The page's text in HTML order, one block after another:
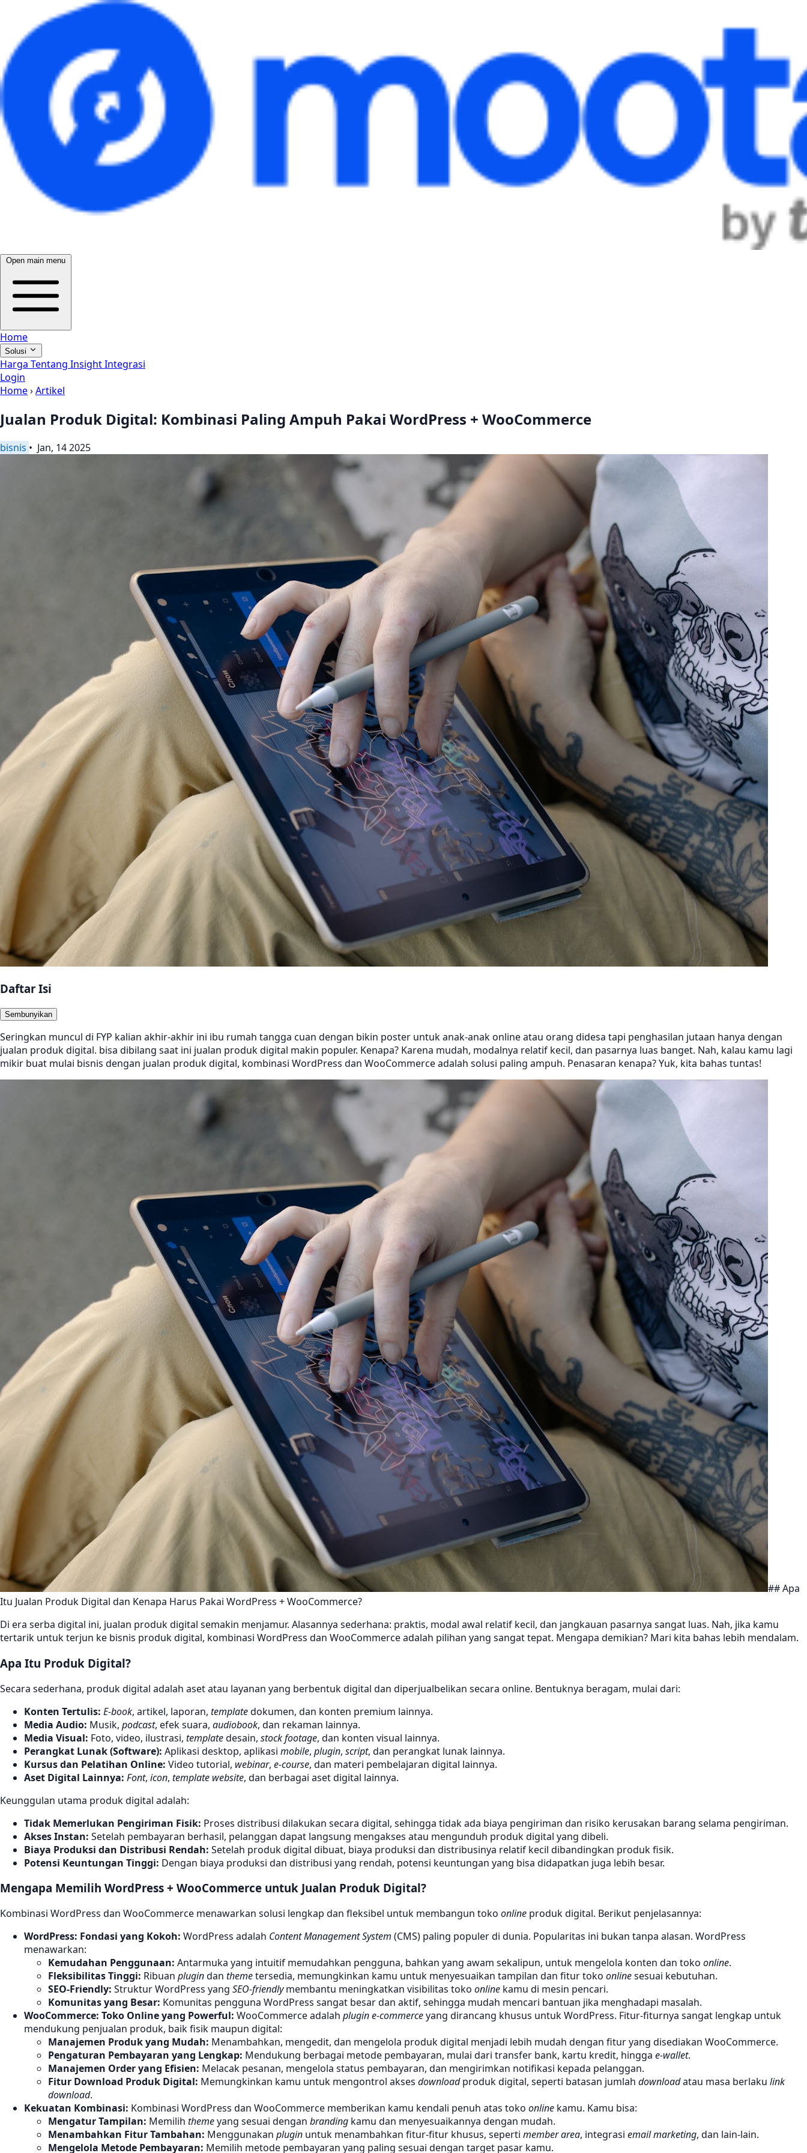
Open main menu
Home
Solusi
Harga Tentang InsightIntegrasi
Login
Home›Artikel
Jualan Produk Digital: Kombinasi Paling Ampuh Pakai WordPress + WooCommerce
bisnis • Jan, 14 2025
Daftar Isi
Sembunyikan
Seringkan muncul di FYP kalian akhir-akhir ini ibu rumah tangga cuan dengan bikin poster untuk anak-anak online atau orang didesa tapi penghasilan jutaan hanya dengan
jualan produk digital. bisa dibilang saat ini jualan produk digital makin populer. Kenapa? Karena mudah, modalnya relatif kecil, dan pasarnya luas banget. Nah, kalau kamu lagi
mikir buat mulai bisnis dengan jualan produk digital, kombinasi WordPress dan WooCommerce adalah solusi paling ampuh. Penasaran kenapa? Yuk, kita bahas tuntas!
## Apa
Itu Jualan Produk Digital dan Kenapa Harus Pakai WordPress + WooCommerce?
Di era serba digital ini, jualan produk digital semakin menjamur. Alasannya sederhana: praktis, modal awal relatif kecil, dan jangkauan pasarnya sangat luas. Nah, jika kamu
tertarik untuk terjun ke bisnis produk digital, kombinasi WordPress dan WooCommerce adalah pilihan yang sangat tepat. Mengapa demikian? Mari kita bahas lebih mendalam.
Apa Itu Produk Digital?
Secara sederhana, produk digital adalah aset atau layanan yang berbentuk digital dan diperjualbelikan secara online. Bentuknya beragam, mulai dari:
Konten Tertulis: E-book, artikel, laporan, templatedokumen, dan konten premium lainnya.
Media Audio: Musik, podcast, efek suara, audiobook, dan rekaman lainnya.
Media Visual: Foto, video, ilustrasi, templatedesain, stock footage, dan konten visual lainnya.
Perangkat Lunak (Software): Aplikasi desktop, aplikasi mobile, plugin, script, dan perangkat lunak lainnya.
Kursus dan Pelatihan Online: Video tutorial, webinar, e-course, dan materi pembelajaran digital lainnya.
Aset Digital Lainnya: Font, icon, template website, dan berbagai aset digital lainnya.
Keunggulan utama produk digital adalah:
Tidak Memerlukan Pengiriman Fisik: Proses distribusi dilakukan secara digital, sehingga tidak ada biaya pengiriman dan risiko kerusakan barang selama pengiriman.
Akses Instan: Setelah pembayaran berhasil, pelanggan dapat langsung mengakses atau mengunduh produk digital yang dibeli.
Biaya Produksi dan Distribusi Rendah: Setelah produk digital dibuat, biaya produksi dan distribusinya relatif kecil dibandingkan produk fisik.
Potensi Keuntungan Tinggi: Dengan biaya produksi dan distribusi yang rendah, potensi keuntungan yang bisa didapatkan juga lebih besar.
Mengapa Memilih WordPress + WooCommerce untuk Jualan Produk Digital?
Kombinasi WordPress dan WooCommerce menawarkan solusi lengkap dan fleksibel untuk membangun toko online produk digital. Berikut penjelasannya:
WordPress: Fondasi yang Kokoh: WordPress adalah Content Management System (CMS) paling populer di dunia. Popularitas ini bukan tanpa alasan. WordPress
menawarkan:
Kemudahan Penggunaan: Antarmuka yang intuitif memudahkan pengguna, bahkan yang awam sekalipun, untuk mengelola konten dan toko online.
Fleksibilitas Tinggi: Ribuan plugindan themetersedia, memungkinkan kamu untuk menyesuaikan tampilan dan fitur toko onlinesesuai kebutuhan.
SEO-Friendly: Struktur WordPress yang SEO-friendlymembantu meningkatkan visibilitas toko online kamu di mesin pencari.
Komunitas yang Besar: Komunitas pengguna WordPress sangat besar dan aktif, sehingga mudah mencari bantuan jika menghadapi masalah.
WooCommerce: Toko Online yang Powerful: WooCommerce adalah plugin e-commerceyang dirancang khusus untuk WordPress. Fitur-fiturnya sangat lengkap untuk
mendukung penjualan produk, baik fisik maupun digital:
Manajemen Produk yang Mudah: Menambahkan, mengedit, dan mengelola produk digital menjadi lebih mudah dengan fitur yang disediakan WooCommerce.
Pengaturan Pembayaran yang Lengkap: Mendukung berbagai metode pembayaran, mulai dari transfer bank, kartu kredit, hingga e-wallet.
Manajemen Order yang Efisien: Melacak pesanan, mengelola status pembayaran, dan mengirimkan notifikasi kepada pelanggan.
Fitur Download Produk Digital: Memungkinkan kamu untuk mengontrol akses downloadproduk digital, seperti batasan jumlah downloadatau masa berlaku link
download.
Kekuatan Kombinasi: Kombinasi WordPress dan WooCommerce memberikan kamu kendali penuh atas toko online kamu. Kamu bisa:
Mengatur Tampilan: Memilih themeyang sesuai dengan branding kamu dan menyesuaikannya dengan mudah.
Menambahkan Fitur Tambahan: Menggunakan plugin untuk menambahkan fitur-fitur khusus, seperti member area, integrasi email marketing, dan lain-lain.
Mengelola Metode Pembayaran: Memilih metode pembayaran yang paling sesuai dengan target pasar kamu.